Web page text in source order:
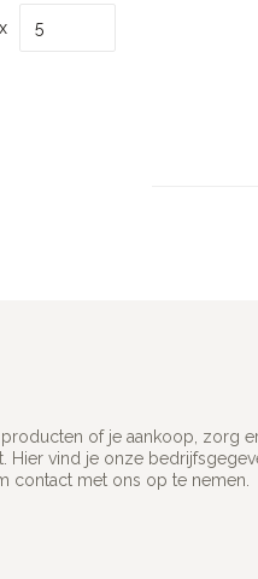
of je aankoop, zorg
Hier vind je onze
contact met ons op te nemen.